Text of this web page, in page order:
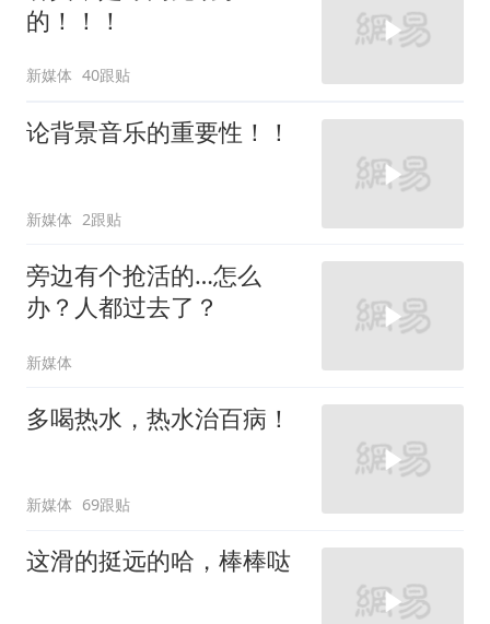
的！！！
新媒体 40跟贴
论背景音乐的重要性！！
新媒体 2跟贴
旁边有个抢活的…怎么
办？人都过去了？
新媒体
多喝热水，热水治百病！
新媒体 69跟贴
这滑的挺远的哈，棒棒哒